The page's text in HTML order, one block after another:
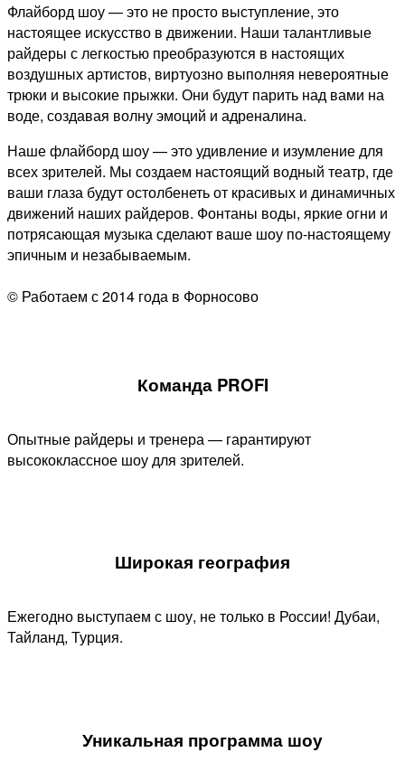
Флайборд шоу — это не просто выступление, это
настоящее искусство в движении. Наши талантливые
райдеры с легкостью преобразуются в настоящих
воздушных артистов, виртуозно выполняя невероятные
трюки и высокие прыжки. Они будут парить над вами на
воде, создавая волну эмоций и адреналина.
Наше флайборд шоу — это удивление и изумление для
всех зрителей. Мы создаем настоящий водный театр, где
ваши глаза будут остолбенеть от красивых и динамичных
движений наших райдеров. Фонтаны воды, яркие огни и
потрясающая музыка сделают ваше шоу по-настоящему
эпичным и незабываемым.
© Работаем с 2014 года в Форносово
Команда PROFI
Опытные райдеры и тренера — гарантируют
высококлассное шоу для зрителей.
Широкая география
Ежегодно выступаем с шоу, не только в России! Дубаи,
Тайланд, Турция.
Уникальная программа шоу​